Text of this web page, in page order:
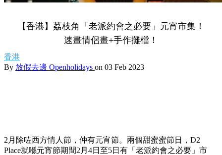
【香港】荔枝角「老派約會之必要」元宵市集！
速畫情侶畫+手作攤檔！
香港
By 放假去邊 Openholidays on 03 Feb 2023
2月除咗西方情人節，仲有元宵節。兩個甜蜜蜜節日，D2
Place就喺元宵節期間2月4日至5日有「老派約會之必要」市